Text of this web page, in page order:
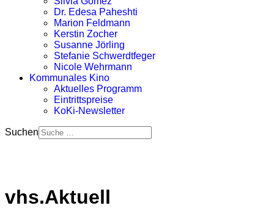
Dr. Edesa Paheshti
Marion Feldmann
Kerstin Zocher
Susanne Jörling
Stefanie Schwerdtfeger
Nicole Wehrmann
Kommunales Kino
Aktuelles Programm
Eintrittspreise
KoKi-Newsletter
Suchen
vhs.Aktuell